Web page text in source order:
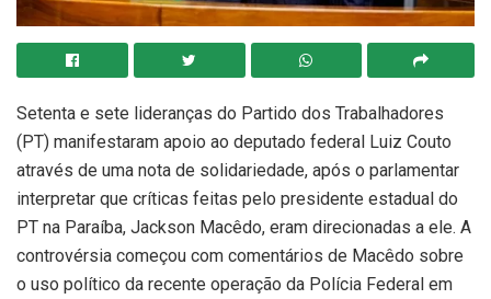
Setenta e sete lideranças do Partido dos Trabalhadores
(PT) manifestaram apoio ao deputado federal Luiz Couto
através de uma nota de solidariedade, após o parlamentar
interpretar que críticas feitas pelo presidente estadual do
PT na Paraíba, Jackson Macêdo, eram direcionadas a ele. A
controvérsia começou com comentários de Macêdo sobre
o uso político da recente operação da Polícia Federal em